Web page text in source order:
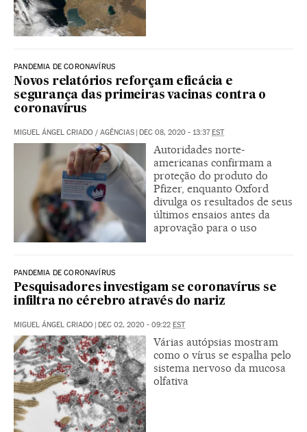
PANDEMIA DE CORONAVÍRUS
Novos relatórios reforçam eficácia e
segurança das primeiras vacinas contra o
coronavírus
MIGUEL ÁNGEL CRIADO / AGÊNCIAS | DEC 08, 2020 - 13:37EST
Autoridades norte-
americanas confirmam a
proteção do produto do
Pfizer, enquanto Oxford
divulga os resultados de seus
últimos ensaios antes da
aprovação para o uso
PANDEMIA DE CORONAVÍRUS
Pesquisadores investigam se coronavírus se
infiltra no cérebro através do nariz
MIGUEL ÁNGEL CRIADO | DEC 02, 2020 - 09:22 EST
Várias autópsias mostram
como o vírus se espalha pelo
sistema nervoso da mucosa
olfativa